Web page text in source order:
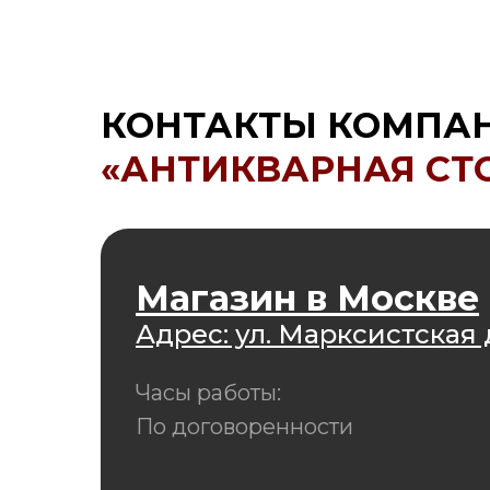
КОНТАКТЫ
«АНТИКВАРНАЯ
Магазин в Москве
Адрес: ул. Марксистская
Часы работы:
По договоренности